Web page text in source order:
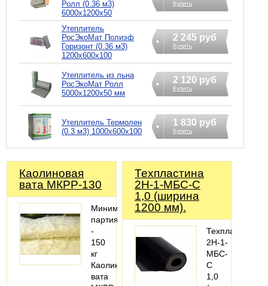
Ролл (0.36 м3)
6000х1200х50
Купить
Утеплитель
РосЭкоМат Полиэф
Горизонт (0.36 м3)
1200х600х100
2 245 руб
Купить
Утеплитель из льна
РосЭкоМат Ролл
5000х1200х50 мм
2 120 руб
Купить
Утеплитель Термолен
(0.3 м3) 1000х600х100
1 830 руб
Купить
Каолиновая
вата МКРР-130
Минимальная
партия
-
150
кг
Каолиновая
вата
Техпластина
2Н-1-МБС-С
1,0 (ширина
1200 мм).
Техпластина
2Н-1-
МБС-
С
1,0